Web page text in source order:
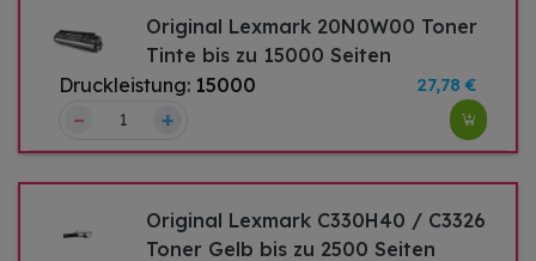
Original Lexmark 20N0W00 Toner
Tinte bis zu 15000 Seiten
Druckleistung: 15000 27,78 €
– +
Original Lexmark C330H40 / C3326
Toner Gelb bis zu 2500 Seiten